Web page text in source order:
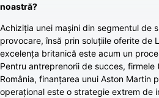
noastră?
Achiziția unei mașini din segmentul de
provocare, însă prin soluțiile oferite de
excelența britanică este acum un
Pentru antreprenorii de succes, firmele
România, finanțarea unui Aston Martin
operațional este o strategie extrem de